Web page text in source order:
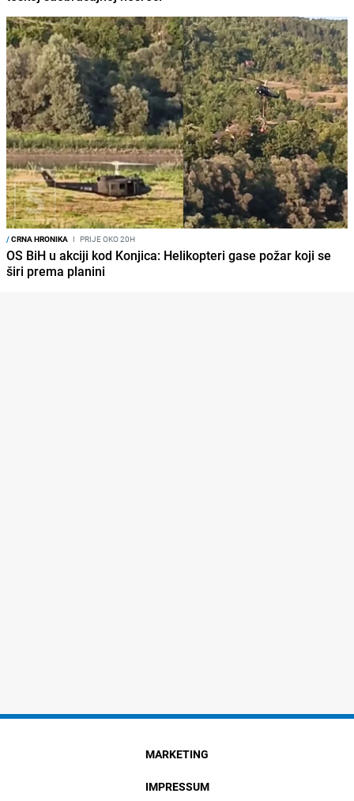
/CRNA HRONIKA I PRIJE OKO 20H
OS BiH u akciji kod Konjica: Helikopteri gase požar koji se
širi prema planini
MARKETING
IMPRESSUM